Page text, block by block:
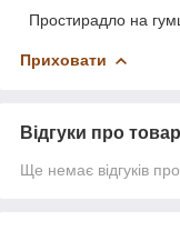
Простирадло на
Приховати
Відгуки про товар
Ще немає відгуків